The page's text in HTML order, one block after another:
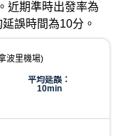
近期準時出發率為
誤時間為10分。
波里機場)
平均延誤：
10min